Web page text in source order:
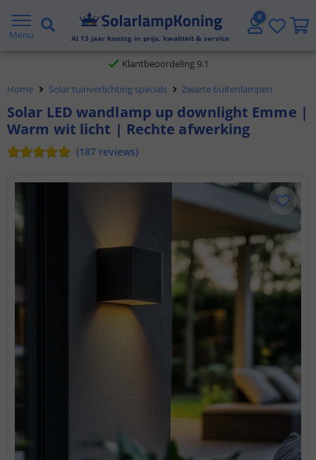
Menu Al 13 jaar koning in prijs, kwaliteit & service
Klantbeoordeling 9.1
Voor 23:45 uur besteld,morgen in huis
Home
Solar tuinverlichting specials Zwarte buitenlampen
Solar LED wandlamp up downlight Emme |
Warm wit licht | Rechte afwerking
(187 reviews)